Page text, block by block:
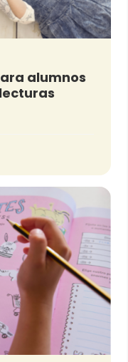
alumnos